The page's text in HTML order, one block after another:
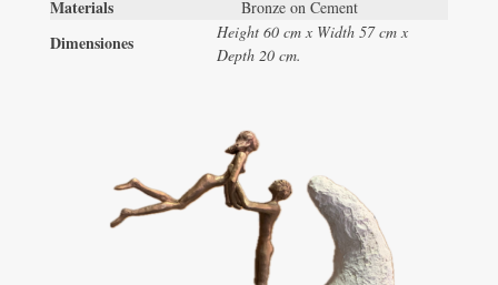
Materials Bronze on Cement
Dimensiones
Height 60 cm x Width 57 cm x
Depth 20 cm.